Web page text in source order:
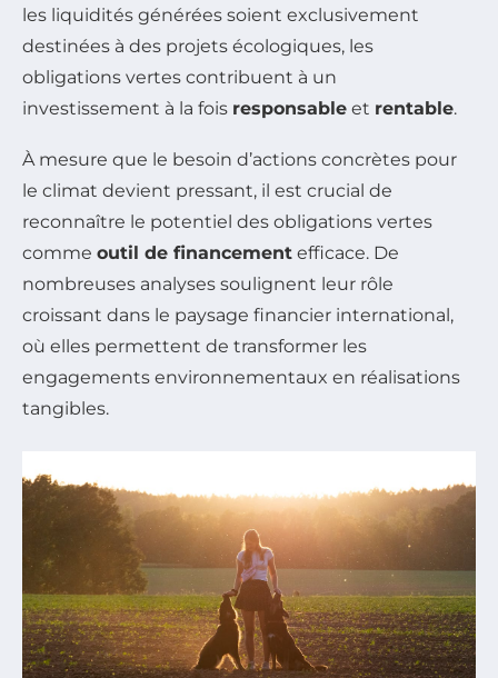
les liquidités générées soient exclusivement
destinées à des projets écologiques, les
obligations vertes contribuent à un
investissement à la fois responsable et rentable.
À mesure que le besoin d’actions concrètes pour
le climat devient pressant, il est crucial de
reconnaître le potentiel des obligations vertes
comme outil de financement efficace. De
nombreuses analyses soulignent leur rôle
croissant dans le paysage financier international,
où elles permettent de transformer les
engagements environnementaux en réalisations
tangibles.